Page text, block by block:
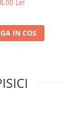
Lei
IN COS